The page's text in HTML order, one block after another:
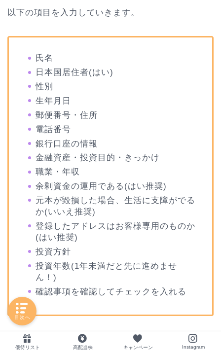
以下の項目を入力していきます。
氏名
日本国居住者(はい)
性別
生年月日
郵便番号・住所
電話番号
銀行口座の情報
金融資産・投資目的・きっかけ
職業・年収
余剰資金の運用である(はい推奨)
元本が毀損した場合、生活に支障がでる
か(いいえ推奨)
登録したアドレスはお客様専用のものか
(はい推奨)
投資方針
投資年数(1年未満だと先に進めませ
ん！)
確認事項を確認してチェックを入れる
入力が終わったら、『内容に同意の上、スマホで本
人確認書類提出へ進む』をタップ。
優待リスト 高配当株 キャンペーン Instagram
目次へ